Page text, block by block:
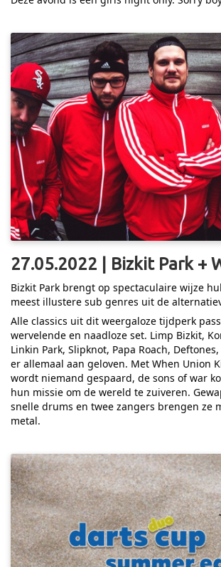
27.05.2022 | Bizkit Park +
Bizkit Park brengt op spectaculaire wijze
meest illustere sub genres uit de
Alle classics uit dit weergaloze tijdperk
wervelende en naadloze set. Limp Bizkit,
Linkin Park, Slipknot, Papa Roach,
er allemaal aan geloven. Met When Union
wordt niemand gespaard, de sons of war
hun missie om de wereld te zuiveren.
snelle drums en twee zangers brengen ze
metal.